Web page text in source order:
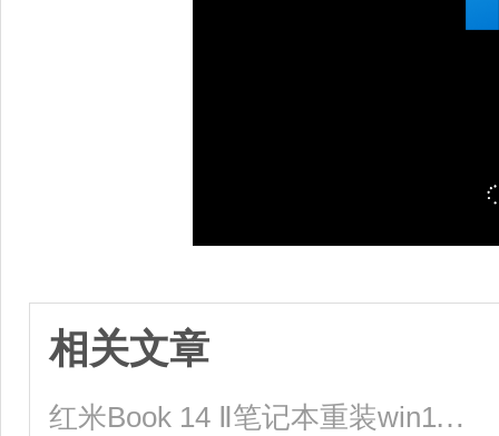
相关文章
红米Book 14 Ⅱ笔记本重装win11系统教程